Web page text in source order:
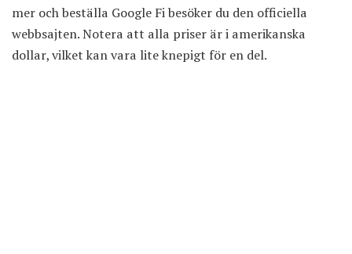
mer och beställa Google Fi besöker du den officiella
webbsajten. Notera att alla priser är i amerikanska
dollar, vilket kan vara lite knepigt för en del.